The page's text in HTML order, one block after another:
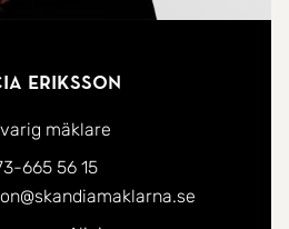
med närhet till både
kommunikationer. En bostad
vill skapa ett hem efter
trivsam förening och ett
Eriksson
mäklare
665 56 15